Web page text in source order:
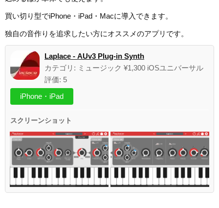
買い切り型でiPhone・iPad・Macに導入できます。
独自の音作りを追求したい方にオススメのアプリです。
Laplace - AUv3 Plug-in Synth
カテゴリ: ミュージック ¥1,300 iOSユニバーサル
評価: 5
iPhone・iPad
スクリーンショット